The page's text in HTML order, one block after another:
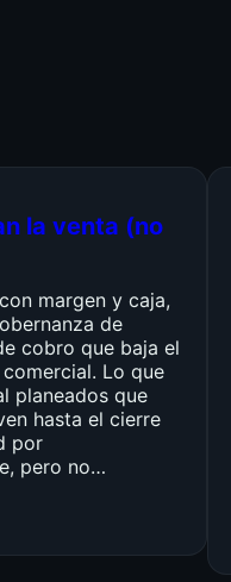
la venta (no
margen y caja,
de
cobro que baja el
Lo que
planeados que
hasta el cierre
por
pero no…